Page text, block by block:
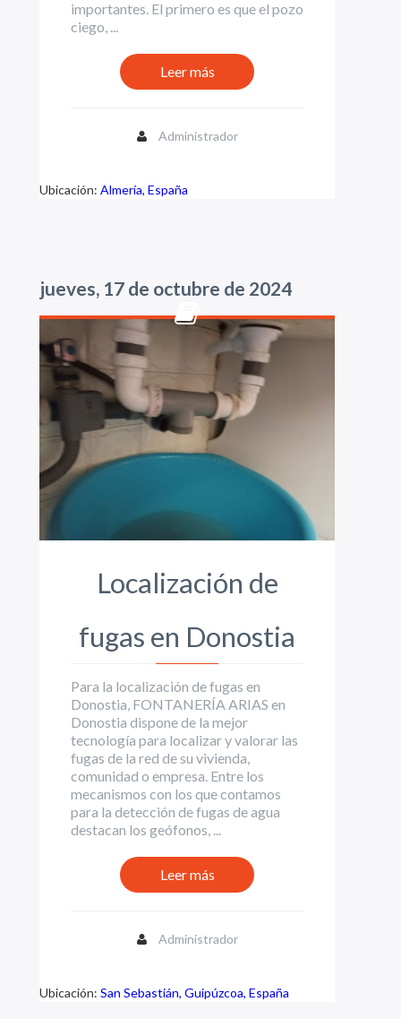
importantes. El primero es que el pozo
ciego, ...
Leer más
Administrador
Ubicación: Almería, España
jueves, 17 de octubre de 2024
Localización de
fugas en Donostia
Para la localización de fugas en
Donostia, FONTANERÍA ARIAS en
Donostia dispone de la mejor
tecnología para localizar y valorar las
fugas de la red de su vivienda,
comunidad o empresa. Entre los
mecanismos con los que contamos
para la detección de fugas de agua
destacan los geófonos, ...
Leer más
Administrador
Ubicación: San Sebastián, Guipúzcoa, España